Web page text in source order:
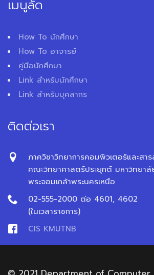
เมนูลัด
How To นักศึกษา
How To อาจารย์
คู่มือนักศึกษา
Link สำหรับนักศึกษา
Link สำหรับบุคลากร
ติดต่อเรา
ภาควิชาวิทยาการคอมพิวเตอร์และสา
คณะวิทยาศาสตร์ประยุกต์ มหาวิทยาลั
พระจอมเกล้าพระนครเหนือ
02-555-2000 ต่อ 4601, 4602
(ในเวลาราชการ)
CIS KMUTNB